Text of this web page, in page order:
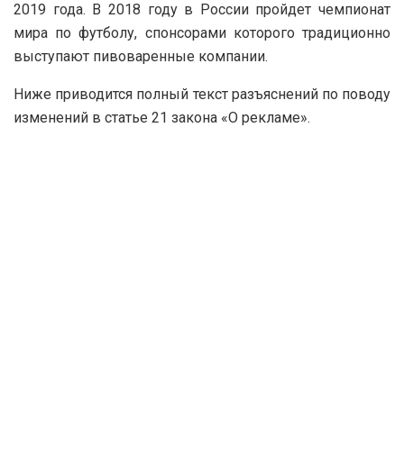
2019 года. В 2018 году в России пройдет чемпионат
мира по футболу, спонсорами которого традиционно
выступают пивоваренные компании.
Ниже приводится полный текст разъяснений по поводу
изменений в статье 21 закона «О рекламе».